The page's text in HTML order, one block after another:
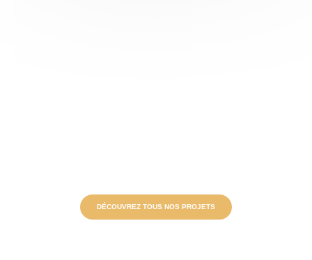
DÉCOUVREZ TOUS NOS PROJETS